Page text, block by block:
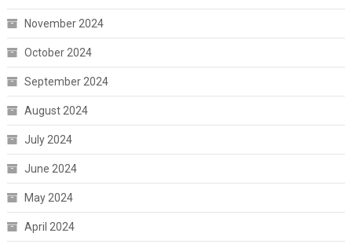
November 2024
October 2024
September 2024
August 2024
July 2024
June 2024
May 2024
April 2024